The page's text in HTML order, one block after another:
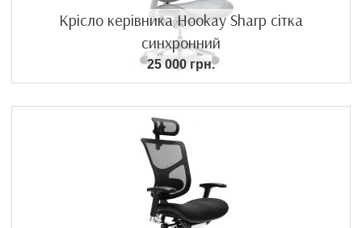
Крісло керівника Hookay Sharp сітка
синхронний
25 000 грн.